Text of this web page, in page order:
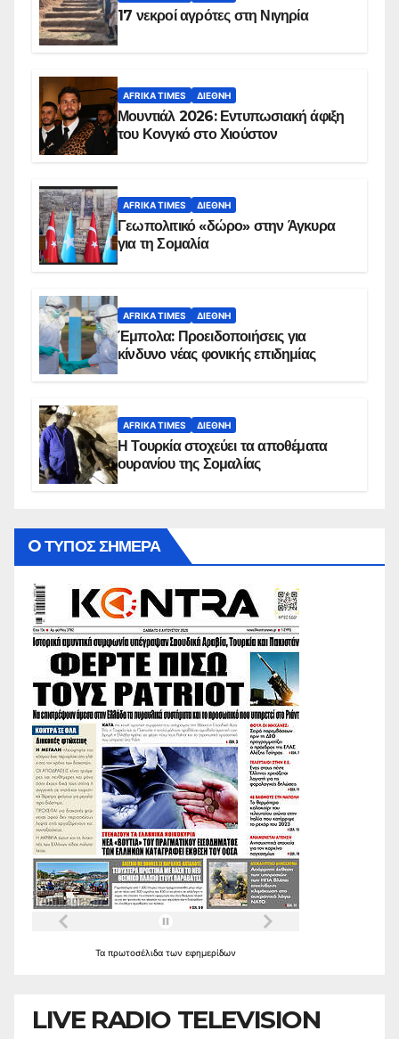
17 νεκροί αγρότες στη Νιγηρία
AFRIKA TIMES ΔΙΕΘΝΉ
Μουντιάλ 2026: Εντυπωσιακή άφιξη
του Κονγκό στο Χιούστον
AFRIKA TIMES ΔΙΕΘΝΉ
Γεωπολιτικό «δώρο» στην Άγκυρα
για τη Σομαλία
AFRIKA TIMES ΔΙΕΘΝΉ
Έμπολα: Προειδοποιήσεις για
κίνδυνο νέας φονικής επιδημίας
AFRIKA TIMES ΔΙΕΘΝΉ
Η Τουρκία στοχεύει τα αποθέματα
ουρανίου της Σομαλίας
O ΤΥΠΟΣ ΣΗΜΕΡΑ
Τα πρωτοσέλιδα των εφημερίδων
LIVE RADIO TELEVISION